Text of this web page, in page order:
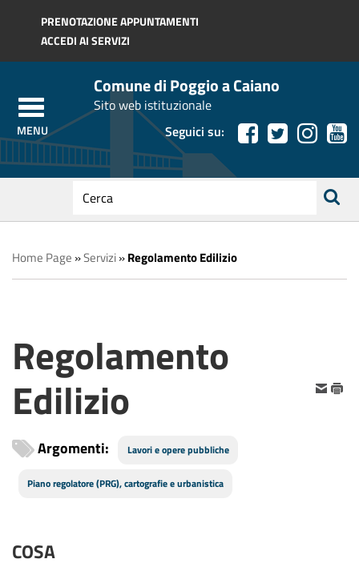
Regione Toscana
PRENOTAZIONE APPUNTAMENTI
ACCEDI AI SERVIZI
Comune di Poggio a Caiano
Sito web istituzionale
Seguici su:
testo
da
cercare
ricerca
Home Page »Servizi»Regolamento Edilizio
Regolamento
Edilizio
Argomenti: Lavori e opere pubbliche
Piano regolatore (PRG), cartografie e urbanistica
COSA